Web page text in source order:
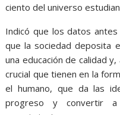
ciento del universo
Indicó que los datos antes
que la sociedad deposita
una educación de calidad
crucial que tienen en la
el humano, que da las
progreso y convertir